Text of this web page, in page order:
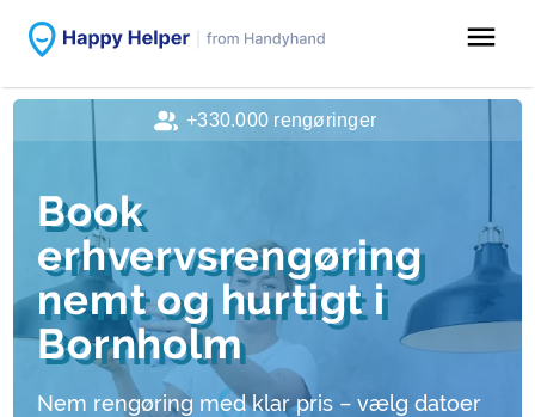
menu
Book
erhvervsrengøring
nemt og hurtigt i
Bornholm
Nem rengøring med klar pris – vælg datoer
+330.000 rengøringer